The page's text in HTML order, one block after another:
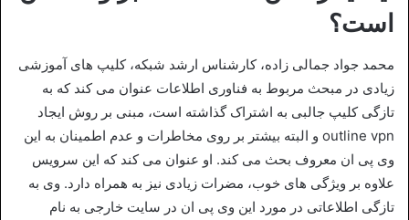
است؟
محمد جواد جمالی زاده، کارشناس ارشد شبکه، کلیپ های آموزشی
زیادی در مبحث مربوط به فناوری اطلاعات عنوان می ‌کند که به
تازگی کلیپ جالبی به اشتراک گذاشته است، مبنی بر روش ایجاد
outline vpn و البته بیشتر بر روی مخاطرات و عدم اطمینان به این
وی پی ان معروف بحث می کند. او عنوان می کند که این سرویس
علاوه بر ویژگی های خوب، مضرات زیادی نیز به همراه دارد. وی به
تازگی اطلاعاتی در مورد این وی پی ان در سایت خارجی به نام